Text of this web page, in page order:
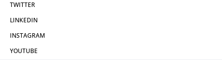
TWITTER
LINKEDIN
INSTAGRAM
YOUTUBE